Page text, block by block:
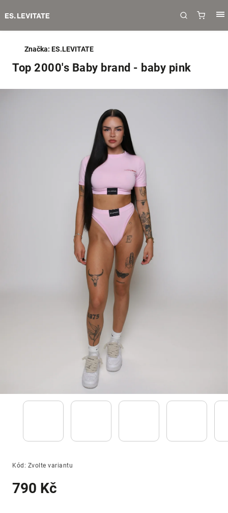
Top 2000's Baby brand - baby pink
Kód: Zvolte variantu
790 Kč
Značka: ES.LEVITATE